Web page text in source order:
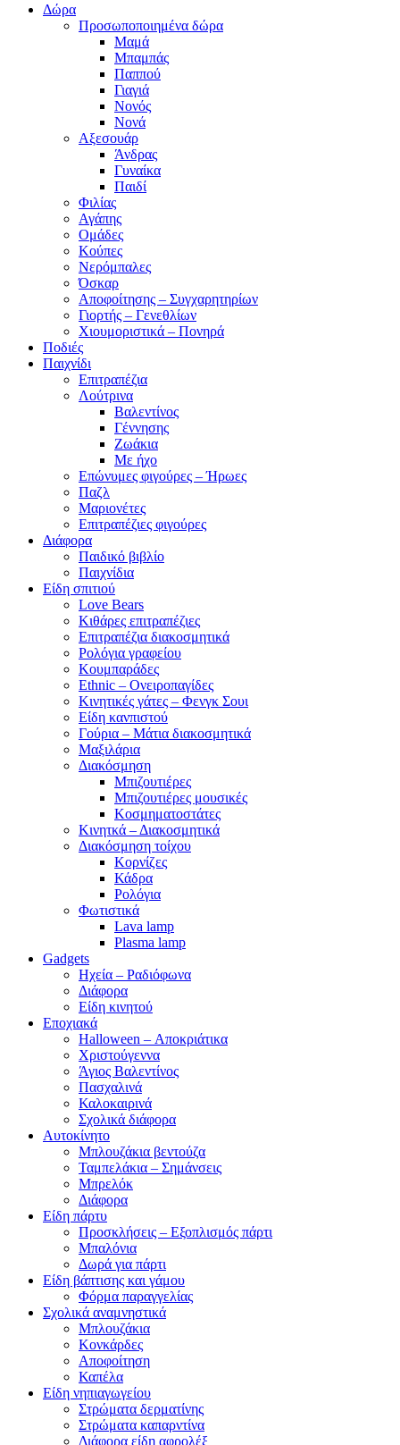
Δώρα
Προσωποποιημένα δώρα
Μαμά
Μπαμπάς
Παππού
Γιαγιά
Νονός
Νονά
Αξεσουάρ
Άνδρας
Γυναίκα
Παιδί
Φιλίας
Αγάπης
Ομάδες
Κούπες
Νερόμπαλες
Όσκαρ
Αποφοίτησης – Συγχαρητηρίων
Γιορτής – Γενεθλίων
Χιουμοριστικά – Πονηρά
Ποδιές
Παιχνίδι
Επιτραπέζια
Λούτρινα
Βαλεντίνος
Γέννησης
Ζωάκια
Με ήχο
Επώνυμες φιγούρες – Ήρωες
Παζλ
Μαριονέτες
Επιτραπέζιες φιγούρες
Διάφορα
Παιδικό βιβλίο
Παιχνίδια
Είδη σπιτιού
Love Bears
Κιθάρες επιτραπέζιες
Επιτραπέζια διακοσμητικά
Ρολόγια γραφείου
Κουμπαράδες
Ethnic – Ονειροπαγίδες
Κινητικές γάτες – Φενγκ Σουι
Είδη κανπιστού
Γούρια – Μάτια διακοσμητικά
Μαξιλάρια
Διακόσμηση
Μπιζουτιέρες
Μπιζουτιέρες μουσικές
Κοσμηματοστάτες
Κινητκά – Διακοσμητικά
Διακόσμηση τοίχου
Κορνίζες
Κάδρα
Ρολόγια
Φωτιστικά
Lava lamp
Plasma lamp
Gadgets
Ηχεία – Ραδιόφωνα
Διάφορα
Είδη κινητού
Εποχιακά
Halloween – Αποκριάτικα
Χριστούγεννα
Άγιος Βαλεντίνος
Πασχαλινά
Καλοκαιρινά
Σχολικά διάφορα
Αυτοκίνητο
Μπλουζάκια βεντούζα
Ταμπελάκια – Σημάνσεις
Μπρελόκ
Διάφορα
Είδη πάρτυ
Προσκλήσεις – Εξοπλισμός πάρτι
Μπαλόνια
Δωρά για πάρτι
Είδη βάπτισης και γάμου
Φόρμα παραγγελίας
Σχολικά αναμνηστικά
Μπλουζάκια
Κονκάρδες
Αποφοίτηση
Καπέλα
Είδη νηπιαγωγείου
Στρώματα δερματίνης
Στρώματα καπαρντίνα
Διάφορα είδη αφρολέξ